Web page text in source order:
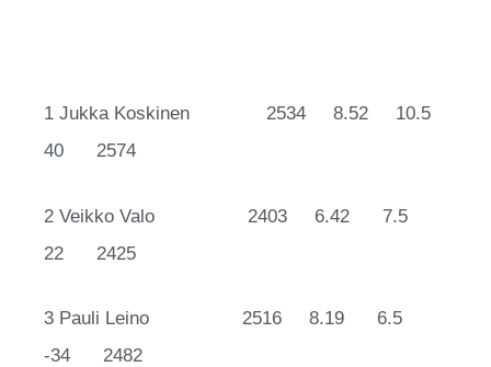
1 Jukka Koskinen 2534 8.52 10.5
40 2574
2 Veikko Valo 2403 6.42 7.5
22 2425
3 Pauli Leino 2516 8.19 6.5
-34 2482